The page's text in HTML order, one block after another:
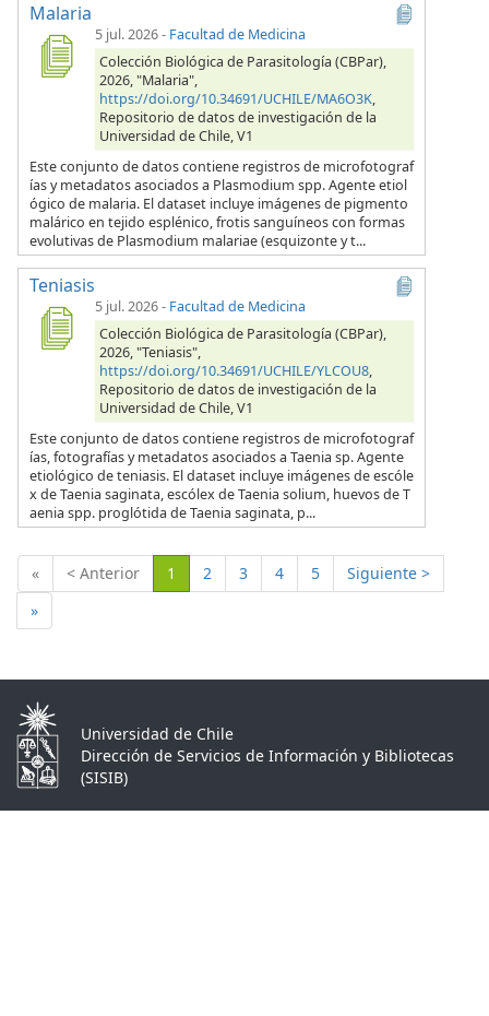
Malaria
5 jul. 2026- Facultad de Medicina
Colección Biológica de Parasitología (CBPar),
2026, "Malaria",
https://doi.org/10.34691/UCHILE/MA6O3K,
Repositorio de datos de investigación de la
Universidad de Chile, V1
Este conjunto de datos contiene registros de microfotograf
ías y metadatos asociados a Plasmodium spp. Agente etiol
ógico de malaria. El dataset incluye imágenes de pigmento
malárico en tejido esplénico, frotis sanguíneos con formas
evolutivas de Plasmodium malariae (esquizonte y t...
Teniasis
5 jul. 2026- Facultad de Medicina
Colección Biológica de Parasitología (CBPar),
2026, "Teniasis",
https://doi.org/10.34691/UCHILE/YLCOU8,
Repositorio de datos de investigación de la
Universidad de Chile, V1
Este conjunto de datos contiene registros de microfotograf
ías, fotografías y metadatos asociados a Taenia sp. Agente
etiológico de teniasis. El dataset incluye imágenes de escóle
x de Taenia saginata, escólex de Taenia solium, huevos de T
aenia spp. proglótida de Taenia saginata, p...
« < Anterior 1 (Actual)
2 3 4 5
Siguiente >
»
Universidad de Chile
Dirección de Servicios de Información y Bibliotecas
(SISIB)